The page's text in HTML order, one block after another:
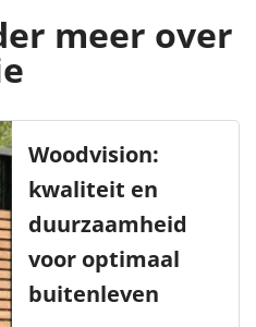
meer over
Woodvision:
kwaliteit en
duurzaamheid
voor optimaal
buitenleven